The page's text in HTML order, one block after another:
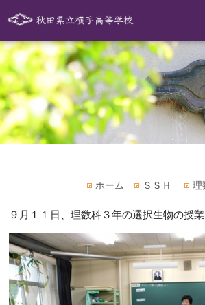
ホーム ＳＳＨ 理
９月１１日、理数科３年の選択生物の授